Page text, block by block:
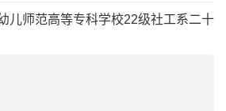
儿师范高等专科学校22级社工系二十